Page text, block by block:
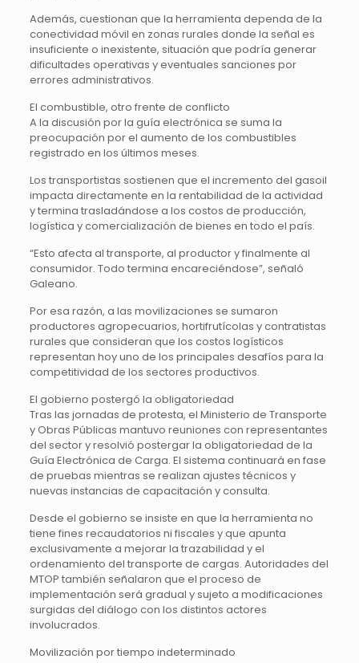
Además, cuestionan que la herramienta dependa de la
conectividad móvil en zonas rurales donde la señal es
insuficiente o inexistente, situación que podría generar
dificultades operativas y eventuales sanciones por
errores administrativos.
El combustible, otro frente de conflicto
A la discusión por la guía electrónica se suma la
preocupación por el aumento de los combustibles
registrado en los últimos meses.
Los transportistas sostienen que el incremento del gasoil
impacta directamente en la rentabilidad de la actividad
y termina trasladándose a los costos de producción,
logística y comercialización de bienes en todo el país.
“Esto afecta al transporte, al productor y finalmente al
consumidor. Todo termina encareciéndose”, señaló
Galeano.
Por esa razón, a las movilizaciones se sumaron
productores agropecuarios, hortifrutícolas y contratistas
rurales que consideran que los costos logísticos
representan hoy uno de los principales desafíos para la
competitividad de los sectores productivos.
El gobierno postergó la obligatoriedad
Tras las jornadas de protesta, el Ministerio de Transporte
y Obras Públicas mantuvo reuniones con representantes
del sector y resolvió postergar la obligatoriedad de la
Guía Electrónica de Carga. El sistema continuará en fase
de pruebas mientras se realizan ajustes técnicos y
nuevas instancias de capacitación y consulta.
Desde el gobierno se insiste en que la herramienta no
tiene fines recaudatorios ni fiscales y que apunta
exclusivamente a mejorar la trazabilidad y el
ordenamiento del transporte de cargas. Autoridades del
MTOP también señalaron que el proceso de
implementación será gradual y sujeto a modificaciones
surgidas del diálogo con los distintos actores
involucrados.
Movilización por tiempo indeterminado